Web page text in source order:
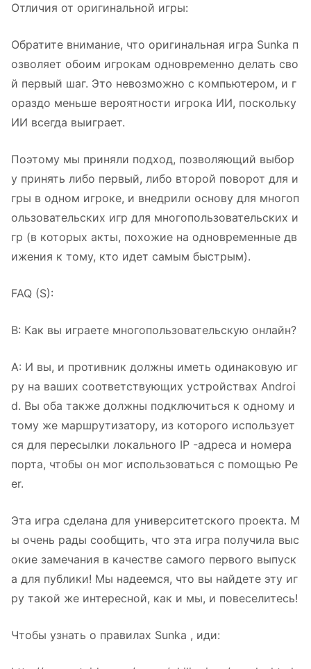
Отличия от оригинальной игры:
Обратите внимание, что оригинальная игра Sunka п
озволяет обоим игрокам одновременно делать сво
й первый шаг. Это невозможно с компьютером, и г
ораздо меньше вероятности игрока ИИ, поскольку
ИИ всегда выиграет.
Поэтому мы приняли подход, позволяющий выбор
у принять либо первый, либо второй поворот для и
гры в одном игроке, и внедрили основу для многоп
ользовательских игр для многопользовательских и
гр (в которых акты, похожие на одновременные дв
ижения к тому, кто идет самым быстрым).
FAQ (S):
В: Как вы играете многопользовательскую онлайн?
A: И вы, и противник должны иметь одинаковую иг
ру на ваших соответствующих устройствах Androi
d. Вы оба также должны подключиться к одному и
тому же маршрутизатору, из которого использует
ся для пересылки локального IP -адреса и номера
порта, чтобы он мог использоваться с помощью Pe
er.
Эта игра сделана для университетского проекта. М
ы очень рады сообщить, что эта игра получила выс
окие замечания в качестве самого первого выпуск
а для публики! Мы надеемся, что вы найдете эту иг
ру такой же интересной, как и мы, и повеселитесь!
Чтобы узнать о правилах Sunka , иди: